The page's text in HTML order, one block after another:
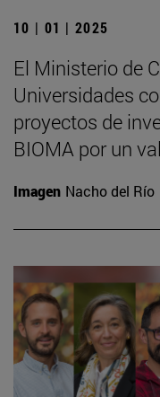
10 | 01 | 2025
El Ministerio de
Universidades
proyectos de
BIOMA por un
Imagen Nacho del Río